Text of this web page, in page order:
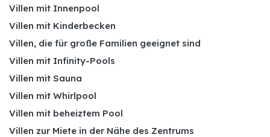
Villen mit Innenpool
Villen mit Kinderbecken
Villen, die für große Familien geeignet sind
Villen mit Infinity-Pools
Villen mit Sauna
Villen mit Whirlpool
Villen mit beheiztem Pool
Villen zur Miete in der Nähe des Zentrums